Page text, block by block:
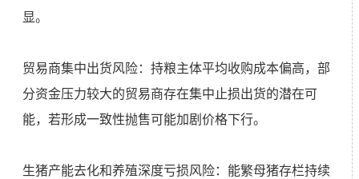
显。
贸易商集中出货风险：持粮主体平均收购成本偏高，部
分资金压力较大的贸易商存在集中止损出货的潜在可
能，若形成一致性抛售可能加剧价格下行。
生猪产能去化和养殖深度亏损风险：能繁母猪存栏持续